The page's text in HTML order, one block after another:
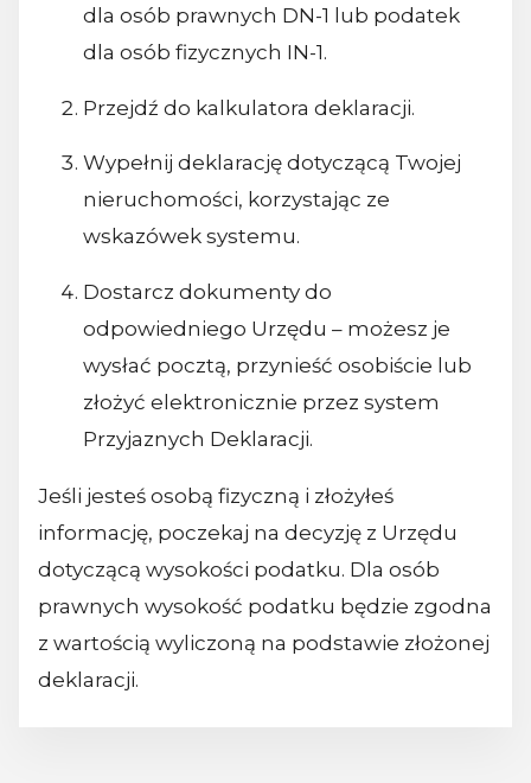
dla osób prawnych DN-1 lub podatek
dla osób fizycznych IN-1.
Przejdź do kalkulatora deklaracji.
Wypełnij deklarację dotyczącą Twojej
nieruchomości, korzystając ze
wskazówek systemu.
Dostarcz dokumenty do
odpowiedniego Urzędu – możesz je
wysłać pocztą, przynieść osobiście lub
złożyć elektronicznie przez system
Przyjaznych Deklaracji.
Jeśli jesteś osobą fizyczną i złożyłeś
informację, poczekaj na decyzję z Urzędu
dotyczącą wysokości podatku. Dla osób
prawnych wysokość podatku będzie zgodna
z wartością wyliczoną na podstawie złożonej
deklaracji.